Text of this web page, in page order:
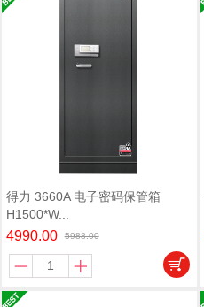
得力 3660A 电子密码保管箱
H1500*W...
4990.00 5988.00